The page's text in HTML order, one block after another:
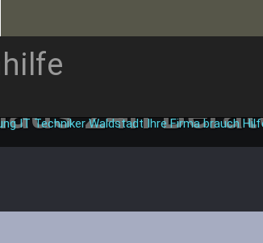
24h
IT Techniker Waldstadt Ihre Firma brauch